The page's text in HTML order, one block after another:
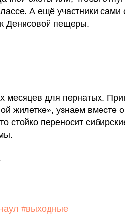
А ещё участники сами
Денисовой пещеры.
месяцев для пернатых.
жилетке», узнаем вместе
стойко переносит
#выходные